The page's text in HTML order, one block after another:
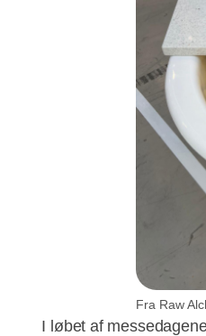
Fra Raw
I løbet af